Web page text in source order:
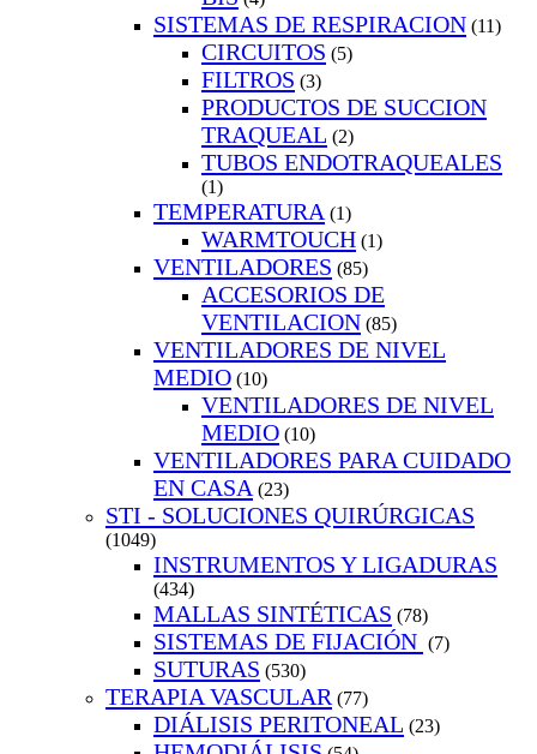
SISTEMAS DE RESPIRACION (11)
CIRCUITOS (5)
FILTROS (3)
PRODUCTOS DE SUCCION
TRAQUEAL (2)
TUBOS ENDOTRAQUEALES
(1)
TEMPERATURA (1)
WARMTOUCH (1)
VENTILADORES (85)
ACCESORIOS DE
VENTILACION (85)
VENTILADORES DE NIVEL
MEDIO (10)
VENTILADORES DE NIVEL
MEDIO (10)
VENTILADORES PARA CUIDADO
EN CASA (23)
STI - SOLUCIONES QUIRÚRGICAS
(1049)
INSTRUMENTOS Y LIGADURAS
(434)
MALLAS SINTÉTICAS (78)
SISTEMAS DE FIJACIÓN (7)
SUTURAS (530)
TERAPIA VASCULAR (77)
DIÁLISIS PERITONEAL (23)